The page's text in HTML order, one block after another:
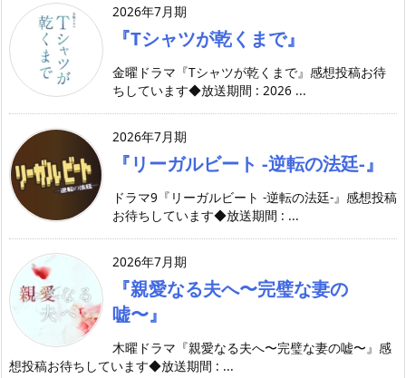
2026年7月期
『Tシャツが乾くまで』
金曜ドラマ『Tシャツが乾くまで』感想投稿お待
ちしています◆放送期間 : 2026 ...
2026年7月期
『リーガルビート -逆転の法廷-』
ドラマ9『リーガルビート -逆転の法廷-』感想投稿
お待ちしています◆放送期間 : ...
2026年7月期
『親愛なる夫へ〜完璧な妻の
嘘〜』
木曜ドラマ『親愛なる夫へ〜完璧な妻の嘘〜』感
想投稿お待ちしています◆放送期間 : ...